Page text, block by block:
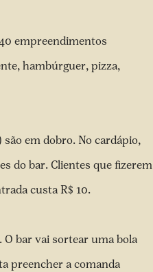
empreendimentos
hambúrguer, pizza,
em dobro. No cardápio,
do bar. Clientes que fizerem
custa R$ 10.
O bar vai sortear uma bola
preencher a comanda